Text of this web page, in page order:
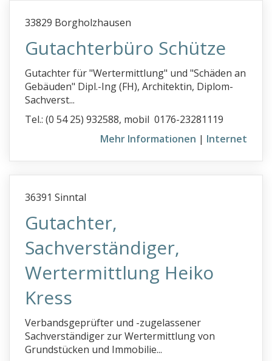
33829 Borgholzhausen
Gutachterbüro Schütze
Gutachter für "Wertermittlung" und "Schäden an
Gebäuden" Dipl.-Ing (FH), Architektin, Diplom-
Sachverst...
Tel.: (0 54 25) 932588, mobil 0176-23281119
Mehr Informationen | Internet
36391 Sinntal
Gutachter,
Sachverständiger,
Wertermittlung Heiko
Kress
Verbandsgeprüfter und -zugelassener
Sachverständiger zur Wertermittlung von
Grundstücken und Immobilie...